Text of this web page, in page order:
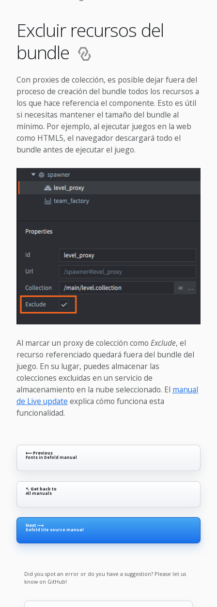
Excluir recursos del
bundle
Con proxies de colección, es posible dejar fuera del
proceso de creación del bundle todos los recursos a
los que hace referencia el componente. Esto es útil
si necesitas mantener el tamaño del bundle al
mínimo. Por ejemplo, al ejecutar juegos en la web
como HTML5, el navegador descargará todo el
bundle antes de ejecutar el juego.
Al marcar un proxy de colección como Exclude, el
recurso referenciado quedará fuera del bundle del
juego. En su lugar, puedes almacenar las
colecciones excluidas en un servicio de
almacenamiento en la nube seleccionado. El manual
de Live update explica cómo funciona esta
funcionalidad.
⟵ Previous
Fonts in Defold manual
↖ Get back to
All manuals
Next ⟶
Defold tile source manual
Did you spot an error or do you have a suggestion? Please let us
know on GitHub!